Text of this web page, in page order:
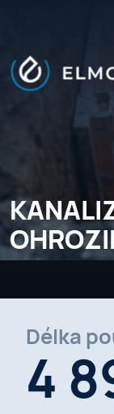
Délka
4